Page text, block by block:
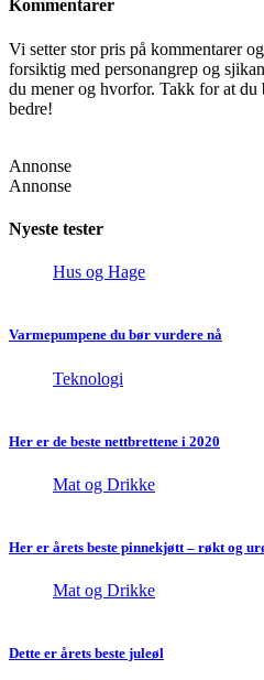
Kommentarer
Vi setter stor pris på kommentarer
forsiktig med personangrep og
du mener og hvorfor. Takk for at du
bedre!
Annonse
Annonse
Nyeste tester
Hus og Hage
Varmepumpene du bør vurdere nå
Teknologi
Her er de beste nettbrettene i 2020
Mat og Drikke
Her er årets beste pinnekjøtt – røkt og
Mat og Drikke
Dette er årets beste juleøl